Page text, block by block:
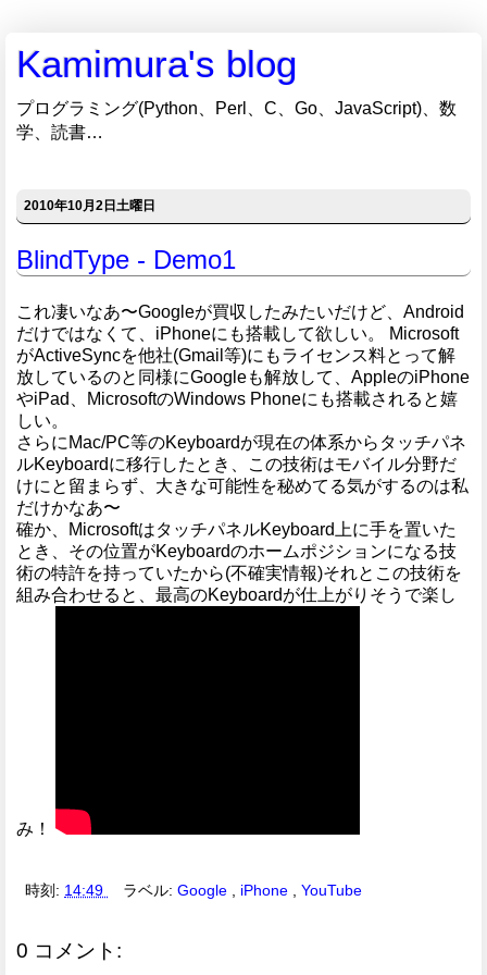
Kamimura's blog
プログラミング(Python、Perl、C、Go、JavaScript)、数
学、読書…
2010年10月2日土曜日
BlindType - Demo1
これ凄いなあ〜Googleが買収したみたいだけど、Android
だけではなくて、iPhoneにも搭載して欲しい。 Microsoft
がActiveSyncを他社(Gmail等)にもライセンス料とって解
放しているのと同様にGoogleも解放して、AppleのiPhone
やiPad、MicrosoftのWindows Phoneにも搭載されると嬉
しい。
さらにMac/PC等のKeyboardが現在の体系からタッチパネ
ルKeyboardに移行したとき、この技術はモバイル分野だ
けにと留まらず、大きな可能性を秘めてる気がするのは私
だけかなあ〜
確か、MicrosoftはタッチパネルKeyboard上に手を置いた
とき、その位置がKeyboardのホームポジションになる技
術の特許を持っていたから(不確実情報)それとこの技術を
組み合わせると、最高のKeyboardが仕上がりそうで楽し
み！
時刻: 14:49 ラベル:Google , iPhone ,YouTube
0 コメント: